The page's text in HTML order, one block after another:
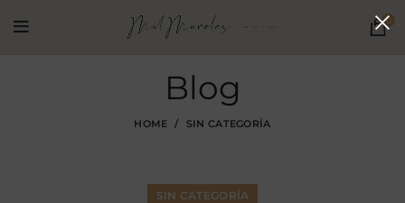
0
Blog
HOME SIN CATEGORÍA
SIN CATEGORÍA